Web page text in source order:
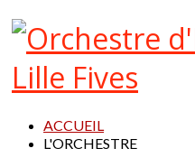
ACCUEIL
L'ORCHESTRE